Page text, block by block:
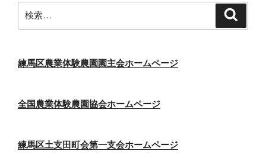
索:
練馬区農業体験農園園主会ホームページ
全国農業体験農園協会ホームページ
練馬区土支田町会第一支会ホームページ